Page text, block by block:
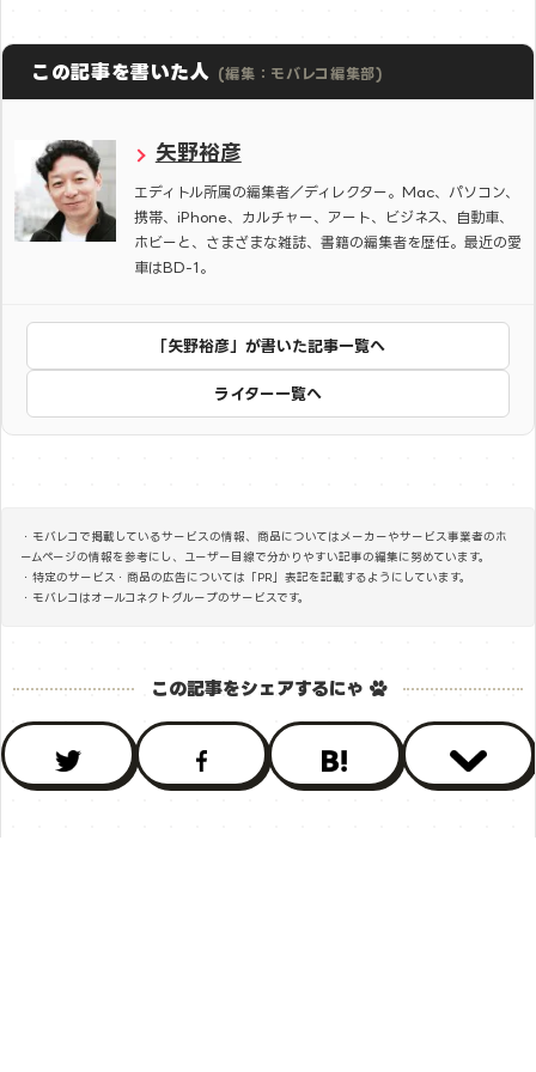
この記事を書いた人 (編集：モバレコ編集部)
矢野裕彦
エディトル所属の編集者／ディレクター。Mac、パソコン、
携帯、iPhone、カルチャー、アート、ビジネス、自動車、
ホビーと、さまざまな雑誌、書籍の編集者を歴任。最近の愛
車はBD-1。
「矢野裕彦」が書いた記事一覧へ
ライター一覧へ
・モバレコで掲載しているサービスの情報、商品についてはメーカーやサービス事業者のホ
ームページの情報を参考にし、ユーザー目線で分かりやすい記事の編集に努めています。
・特定のサービス・商品の広告については「PR」表記を記載するようにしています。
・モバレコはオールコネクトグループのサービスです。